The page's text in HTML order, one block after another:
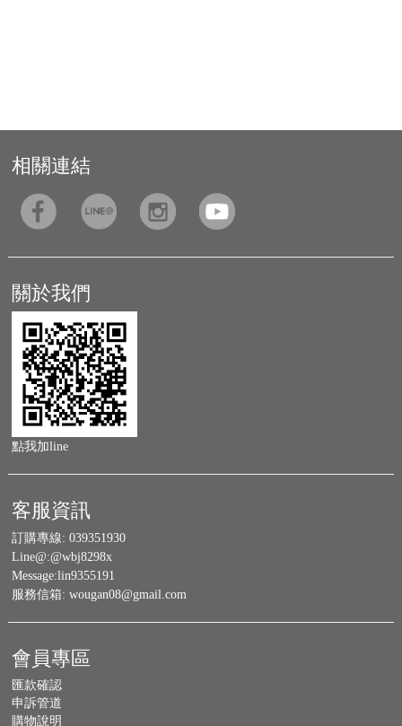
相關連結
關於我們
點我加line
客服資訊
訂購專線:039351930
Line@:@wbj8298x
Message:lin9355191
服務信箱:wougan08@gmail.com
會員專區
匯款確認
申訴管道
購物說明